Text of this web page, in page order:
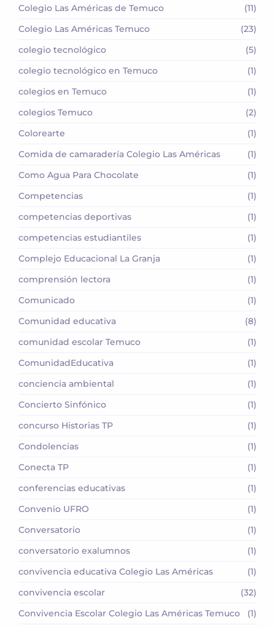
Colegio Las Américas de Temuco
(11)
Colegio Las Américas Temuco
(23)
colegio tecnológico
(5)
colegio tecnológico en Temuco
(1)
colegios en Temuco
(1)
colegios Temuco
(2)
Colorearte
(1)
Comida de camaradería Colegio Las Américas
(1)
Como Agua Para Chocolate
(1)
Competencias
(1)
competencias deportivas
(1)
competencias estudiantiles
(1)
Complejo Educacional La Granja
(1)
comprensión lectora
(1)
Comunicado
(1)
Comunidad educativa
(8)
comunidad escolar Temuco
(1)
ComunidadEducativa
(1)
conciencia ambiental
(1)
Concierto Sinfónico
(1)
concurso Historias TP
(1)
Condolencias
(1)
Conecta TP
(1)
conferencias educativas
(1)
Convenio UFRO
(1)
Conversatorio
(1)
conversatorio exalumnos
(1)
convivencia educativa Colegio Las Américas
(1)
convivencia escolar
(32)
Convivencia Escolar Colegio Las Américas Temuco
(1)